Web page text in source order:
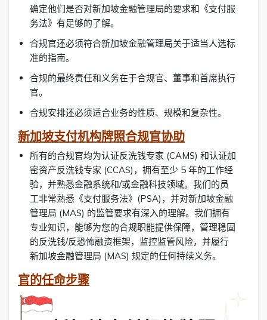
确定他们是否对新加坡金融管理局的要求和《支付服
务法》有足够的了解。
合规官还必须符合新加坡金融管理局关于适当人选标
准的指南。
合规的最终责任和义务在于合规官、董事和首席执行
官。
合规安排还必须适合业务的性质、规模和复杂性。
新加坡支付机构牌照合规官协助
所有的合规官均为认证反洗钱专家 (CAMS) 和认证加
密资产反洗钱专家 (CCAS)，拥有至少 5 年的工作经
验，并熟悉金融系统和/或金融科技领域。我们的员
工非常熟悉《支付服务法》(PSA)，并对新加坡金融
管理局 (MAS) 的监管要求有深入的理解。我们拥有
专业知识，能够为您的合规职能提供保障，管理稳固
的反洗钱/反恐怖融资框架，监控监管风险，并履行
新加坡金融管理局 (MAS) 规定的任何持续义务。
官的任命步骤